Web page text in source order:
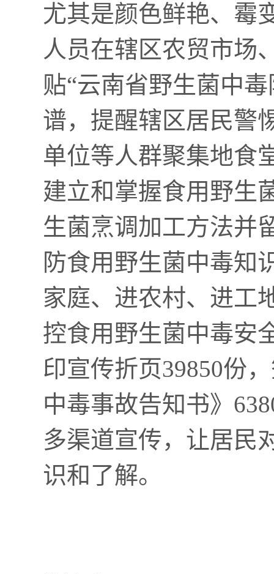
尤其是颜色鲜艳、霉
人员在辖区农贸市场
贴“云南省野生菌中
谱，提醒辖区居民警
单位等人群聚集地食
建立和掌握食用野生
生菌烹调加工方法并
防食用野生菌中毒知
家庭、进农村、进工
控食用野生菌中毒安
印宣传折页39850份
中毒事故告知书》
多渠道宣传，让居民
识和了解。